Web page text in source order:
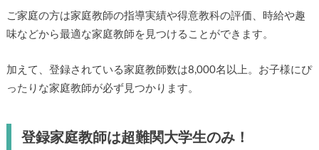
ご家庭の方は家庭教師の指導実績や得意教科の評価、時給や趣
味などから最適な家庭教師を見つけることができます。
加えて、登録されている家庭教師数は8,000名以上。お子様にぴ
ったりな家庭教師が必ず見つかります。
登録家庭教師は超難関大学生のみ！